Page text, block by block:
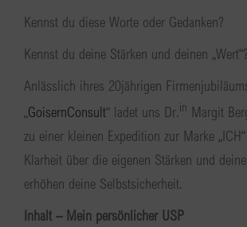
Kennst du diese Worte oder Gedanken?
Kennst du deine Stärken und deinen „Wert“?
Anlässlich ihres 20jährigen
„GoisernConsult“ ladet uns Dr.in Margit
zu einer kleinen Expedition zur Marke
Klarheit über die eigenen Stärken und
erhöhen deine Selbstsicherheit.
Inhalt – Mein persönlicher USP